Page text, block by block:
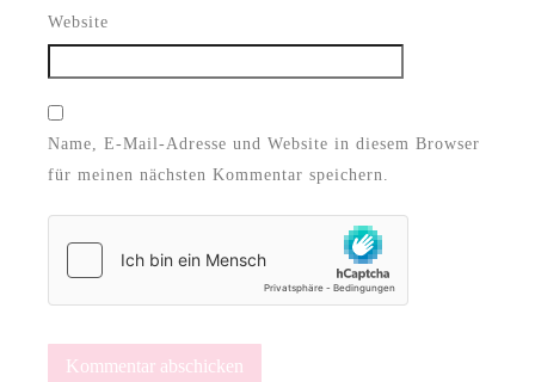
Website
Name, E-Mail-Adresse und Website in diesem Browser
für meinen nächsten Kommentar speichern.